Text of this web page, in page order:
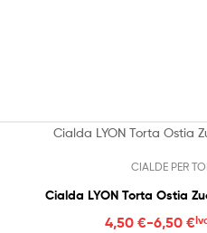
CIALDE PER
Cialda LYON Torta Ostia
4,50 €-6,50 €